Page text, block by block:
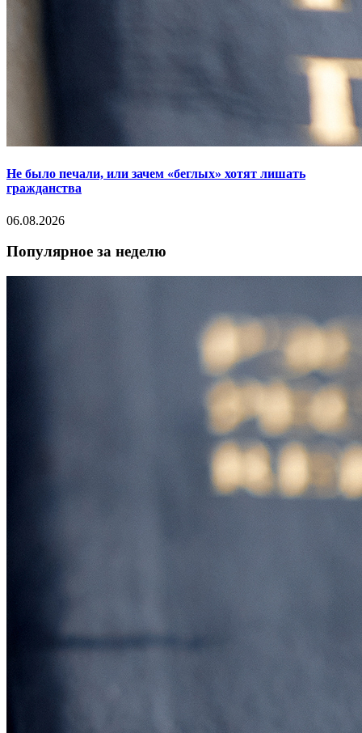
Не было печали, или зачем «беглых» хотят лишать
гражданства
06.08.2026
Популярное за неделю